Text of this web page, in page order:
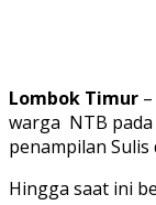
Lombok Timur
warga NTB
penampilan
Hingga saat ini